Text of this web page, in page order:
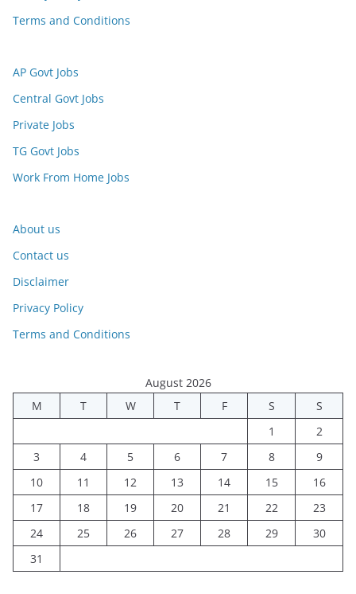
Terms and Conditions
AP Govt Jobs
Central Govt Jobs
Private Jobs
TG Govt Jobs
Work From Home Jobs
About us
Contact us
Disclaimer
Privacy Policy
Terms and Conditions
August 2026
M
T W T F S
S
1
2
3
4 5 6 7 8
9
10
11 12 13 14 15
16
17
18 19 20 21 22
23
24
25 26 27 28 29
30
31